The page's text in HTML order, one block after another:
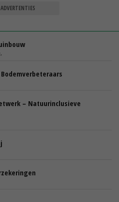
– Natuurinclusieve